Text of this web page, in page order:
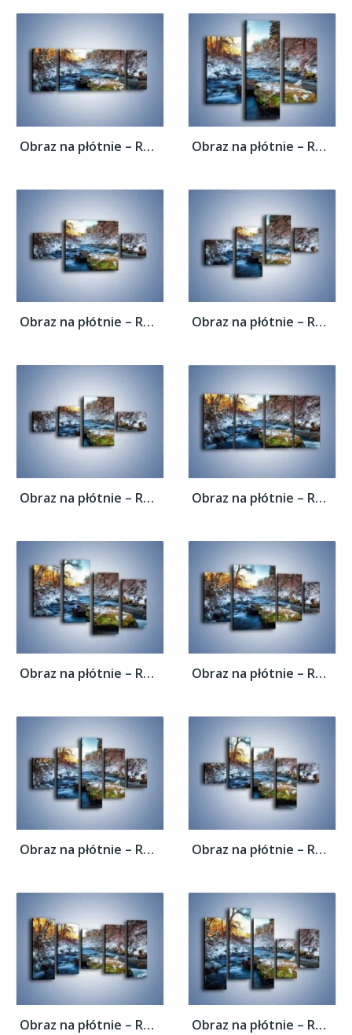
Obraz na płótnie – Resztki zimy w... Obraz na płótnie – Resztki zimy w...
Obraz na płótnie – Resztki zimy w... Obraz na płótnie – Resztki zimy w...
Obraz na płótnie – Resztki zimy w... Obraz na płótnie – Resztki zimy w...
Obraz na płótnie – Resztki zimy w... Obraz na płótnie – Resztki zimy w...
Obraz na płótnie – Resztki zimy w... Obraz na płótnie – Resztki zimy w...
Obraz na płótnie – Resztki zimy w... Obraz na płótnie – Resztki zimy w...